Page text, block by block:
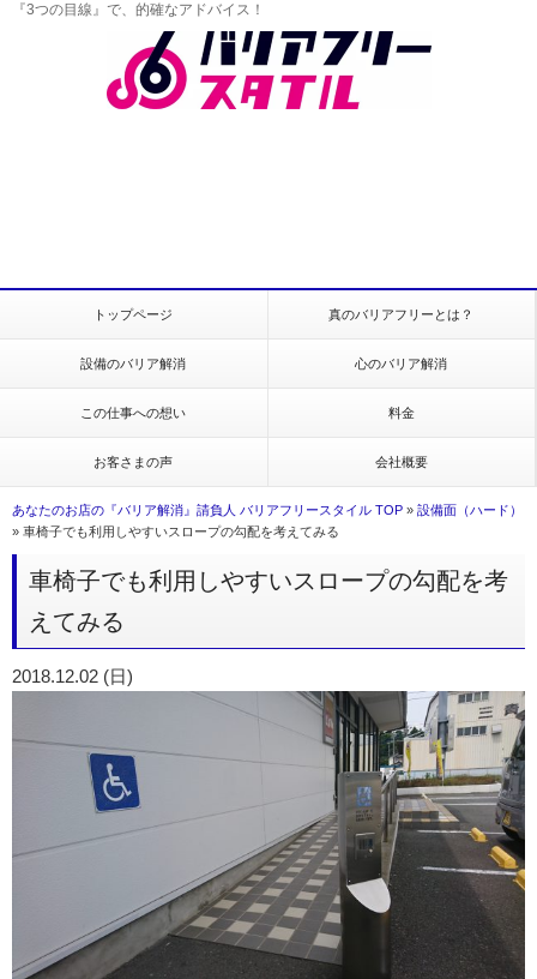
『3つの目線』で、的確なアドバイス！
トップページ 真のバリアフリーとは？
設備のバリア解消 心のバリア解消
この仕事への想い 料金
お客さまの声 会社概要
あなたのお店の『バリア解消』請負人 バリアフリースタイル TOP » 設備面（ハード）
» 車椅子でも利用しやすいスロープの勾配を考えてみる
車椅子でも利用しやすいスロープの勾配を考
えてみる
2018.12.02 (日)